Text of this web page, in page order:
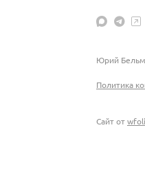
Юрий
Политика
Сайт от